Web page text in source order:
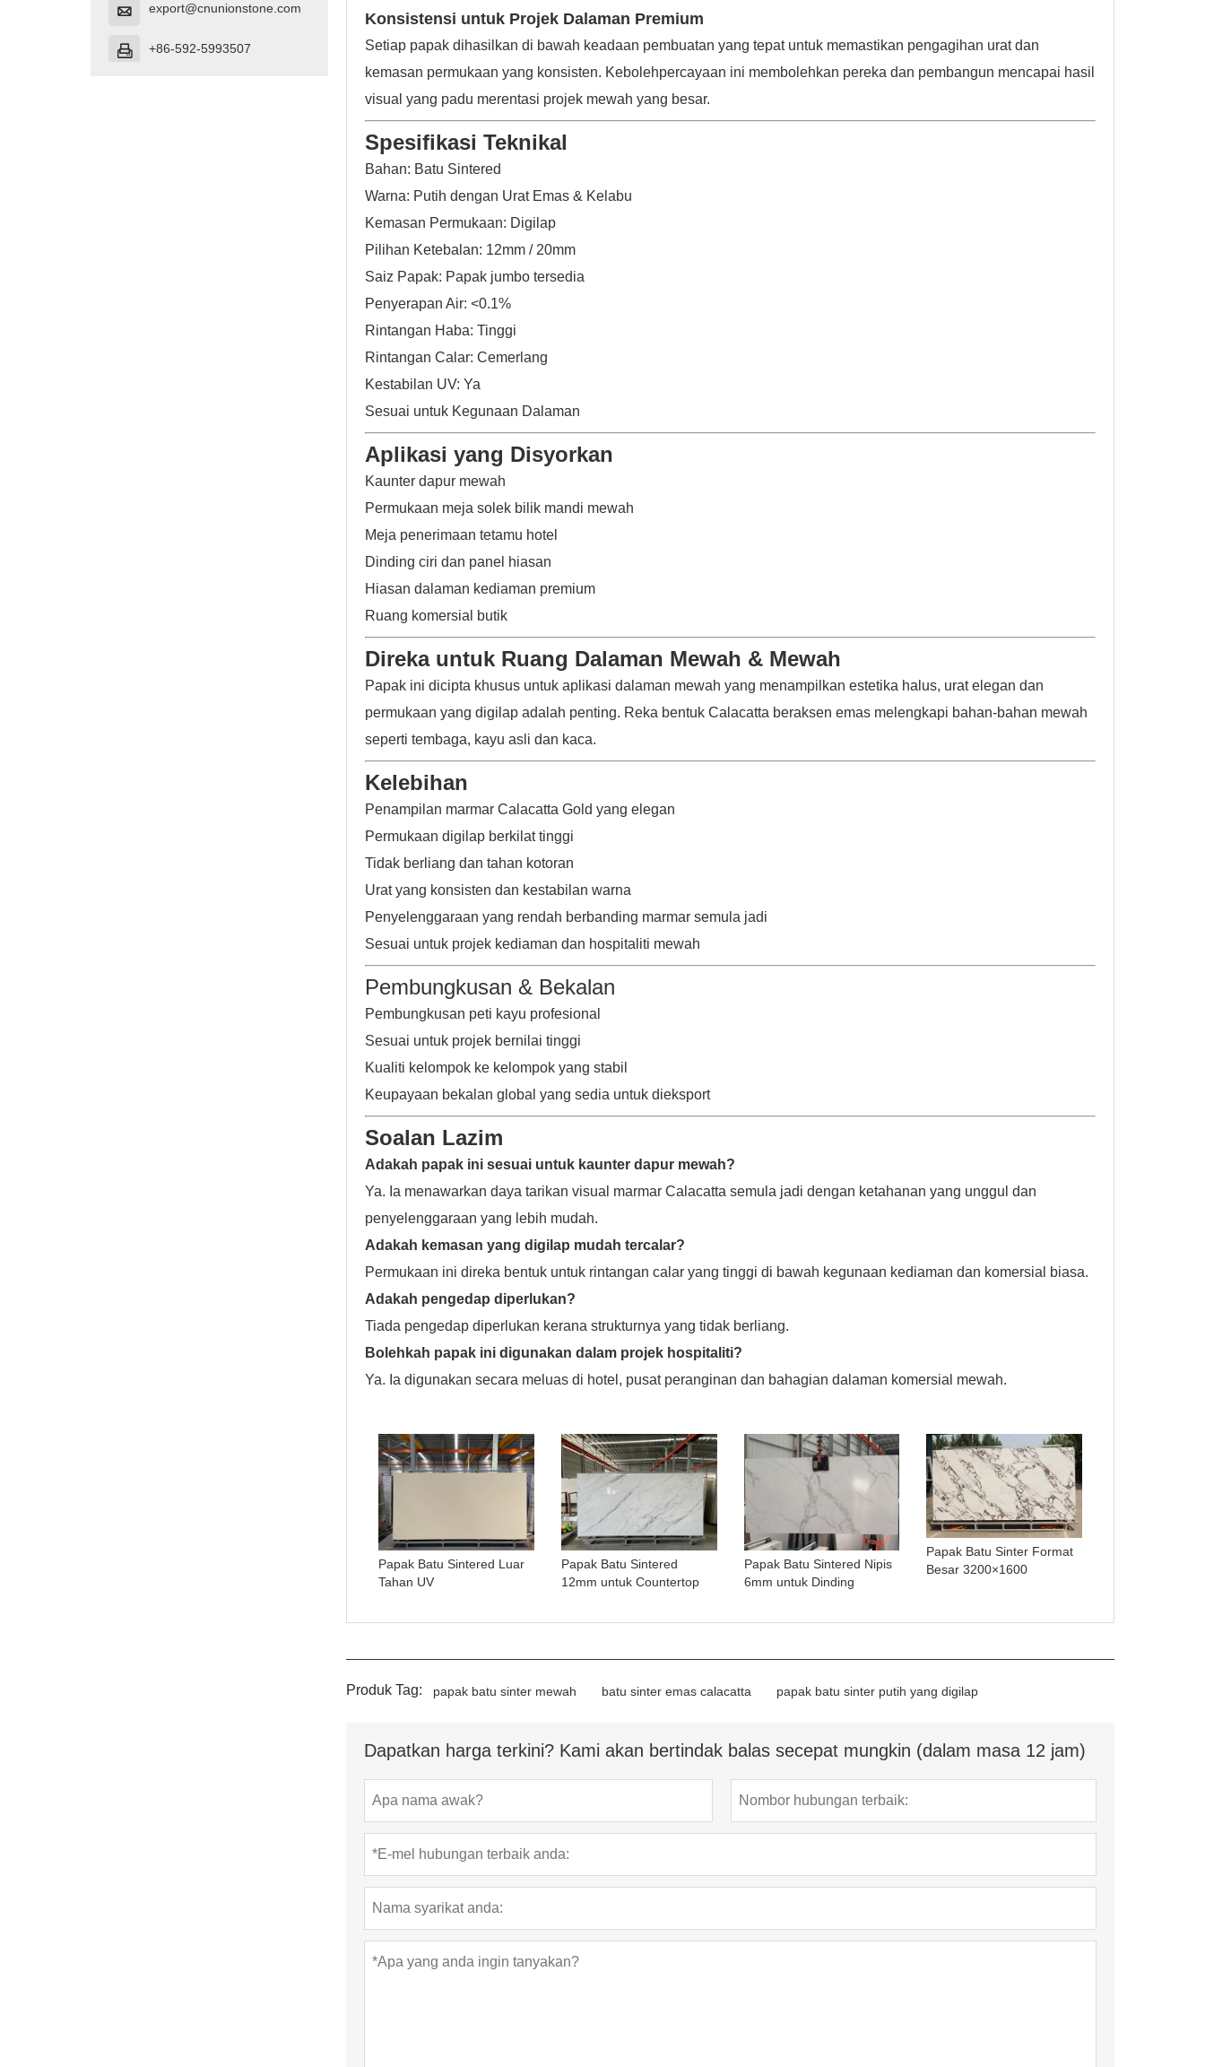
 export@cnunionstone.com
 +86-592-5993507
Konsistensi untuk Projek Dalaman Premium
Setiap papak dihasilkan di bawah keadaan pembuatan yang tepat untuk memastikan pengagihan urat dan
kemasan permukaan yang konsisten. Kebolehpercayaan ini membolehkan pereka dan pembangun mencapai hasil
visual yang padu merentasi projek mewah yang besar.
Spesifikasi Teknikal
Bahan: Batu Sintered
Warna: Putih dengan Urat Emas & Kelabu
Kemasan Permukaan: Digilap
Pilihan Ketebalan: 12mm / 20mm
Saiz Papak: Papak jumbo tersedia
Penyerapan Air: <0.1%
Rintangan Haba: Tinggi
Rintangan Calar: Cemerlang
Kestabilan UV: Ya
Sesuai untuk Kegunaan Dalaman
Aplikasi yang Disyorkan
Kaunter dapur mewah
Permukaan meja solek bilik mandi mewah
Meja penerimaan tetamu hotel
Dinding ciri dan panel hiasan
Hiasan dalaman kediaman premium
Ruang komersial butik
Direka untuk Ruang Dalaman Mewah & Mewah
Papak ini dicipta khusus untuk aplikasi dalaman mewah yang menampilkan estetika halus, urat elegan dan
permukaan yang digilap adalah penting. Reka bentuk Calacatta beraksen emas melengkapi bahan-bahan mewah
seperti tembaga, kayu asli dan kaca.
Kelebihan
Penampilan marmar Calacatta Gold yang elegan
Permukaan digilap berkilat tinggi
Tidak berliang dan tahan kotoran
Urat yang konsisten dan kestabilan warna
Penyelenggaraan yang rendah berbanding marmar semula jadi
Sesuai untuk projek kediaman dan hospitaliti mewah
Pembungkusan & Bekalan
Pembungkusan peti kayu profesional
Sesuai untuk projek bernilai tinggi
Kualiti kelompok ke kelompok yang stabil
Keupayaan bekalan global yang sedia untuk dieksport
Soalan Lazim
Adakah papak ini sesuai untuk kaunter dapur mewah?
Ya. Ia menawarkan daya tarikan visual marmar Calacatta semula jadi dengan ketahanan yang unggul dan
penyelenggaraan yang lebih mudah.
Adakah kemasan yang digilap mudah tercalar?
Permukaan ini direka bentuk untuk rintangan calar yang tinggi di bawah kegunaan kediaman dan komersial biasa.
Adakah pengedap diperlukan?
Tiada pengedap diperlukan kerana strukturnya yang tidak berliang.
Bolehkah papak ini digunakan dalam projek hospitaliti?
Ya. Ia digunakan secara meluas di hotel, pusat peranginan dan bahagian dalaman komersial mewah.
Papak Batu Sintered Luar
Tahan UV
Papak Batu Sintered
12mm untuk Countertop
Papak Batu Sintered Nipis
6mm untuk Dinding
Papak Batu Sinter Format
Besar 3200×1600
Produk Tag: papak batu sinter mewah batu sinter emas calacatta papak batu sinter putih yang digilap
Dapatkan harga terkini? Kami akan bertindak balas secepat mungkin (dalam masa 12 jam)